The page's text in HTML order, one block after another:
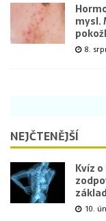
mysl.
8.
NEJČTENĚJŠÍ
Kvíz
10.